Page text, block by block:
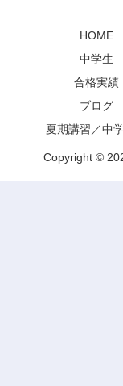
HOME
中学生
合格実績
ブログ
夏期講習／中
Copyright ©